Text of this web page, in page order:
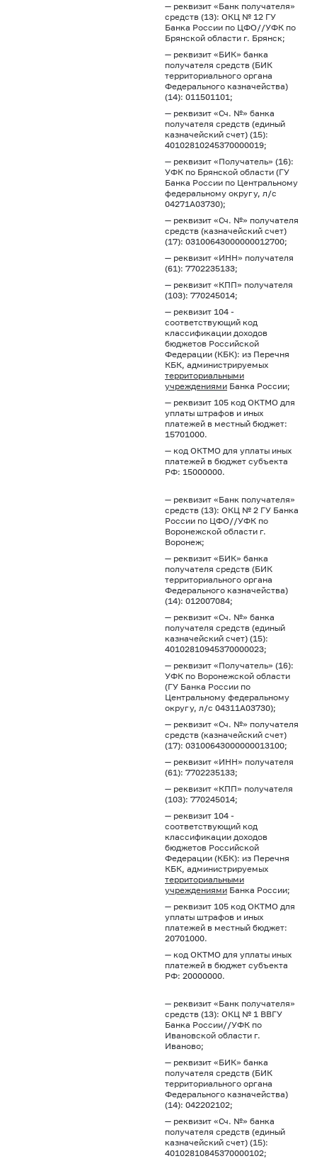
— реквизит «Банк получателя»
средств (13): ОКЦ № 12 ГУ
Банка России по ЦФО//УФК по
Брянской области г. Брянск;
— реквизит «БИК» банка
получателя средств (БИК
территориального органа
Федерального казначейства)
(14): 011501101;
— реквизит «Сч. №» банка
получателя средств (единый
казначейский счет) (15):
40102810245370000019;
— реквизит «Получатель» (16):
УФК по Брянской области (ГУ
Банка России по Центральному
федеральному округу, л/с
04271А03730);
— реквизит «Сч. №» получателя
средств (казначейский счет)
(17): 03100643000000012700;
— реквизит «ИНН» получателя
(61): 7702235133;
— реквизит «КПП» получателя
(103): 770245014;
— реквизит 104 -
соответствующий код
классификации доходов
бюджетов Российской
Федерации (КБК): из Перечня
КБК, администрируемых
территориальными
учреждениями Банка России;
— реквизит 105 код ОКТМО для
уплаты штрафов и иных
платежей в местный бюджет:
15701000.
— код ОКТМО для уплаты иных
платежей в бюджет субъекта
РФ: 15000000.
— реквизит «Банк получателя»
средств (13): ОКЦ № 2 ГУ Банка
России по ЦФО//УФК по
Воронежской области г.
Воронеж;
— реквизит «БИК» банка
получателя средств (БИК
территориального органа
Федерального казначейства)
(14): 012007084;
— реквизит «Сч. №» банка
получателя средств (единый
казначейский счет) (15):
40102810945370000023;
— реквизит «Получатель» (16):
УФК по Воронежской области
(ГУ Банка России по
Центральному федеральному
округу, л/с 04311А03730);
— реквизит «Сч. №» получателя
средств (казначейский счет)
(17): 03100643000000013100;
— реквизит «ИНН» получателя
(61): 7702235133;
— реквизит «КПП» получателя
(103): 770245014;
— реквизит 104 -
соответствующий код
классификации доходов
бюджетов Российской
Федерации (КБК): из Перечня
КБК, администрируемых
территориальными
учреждениями Банка России;
— реквизит 105 код ОКТМО для
уплаты штрафов и иных
платежей в местный бюджет:
20701000.
— код ОКТМО для уплаты иных
платежей в бюджет субъекта
РФ: 20000000.
— реквизит «Банк получателя»
средств (13): ОКЦ № 1 ВВГУ
Банка России//УФК по
Ивановской области г.
Иваново;
— реквизит «БИК» банка
получателя средств (БИК
территориального органа
Федерального казначейства)
(14): 042202102;
— реквизит «Сч. №» банка
получателя средств (единый
казначейский счет) (15):
40102810845370000102;